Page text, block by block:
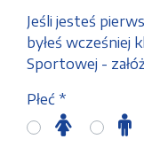
Jeśli jesteś
byłeś wcześniej
Sportowej -
Płeć *